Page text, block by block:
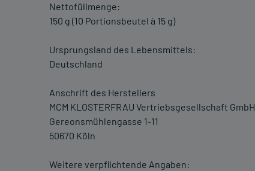
Nettofüllmenge:
150 g (10 Portionsbeutel à 15 g)
Ursprungsland des Lebensmittels:
Deutschland
Anschrift des Herstellers
MCM KLOSTERFRAU Vertriebsgesellschaft GmbH
Gereonsmühlengasse 1-11
50670 Köln
Weitere verpflichtende Angaben: